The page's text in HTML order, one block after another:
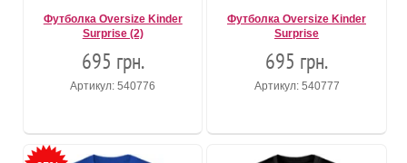
Футболка Oversize Kinder
Surprise (2)
695 грн.
Артикул: 540776
Футболка Oversize Kinder
Surprise
695 грн.
Артикул: 540777